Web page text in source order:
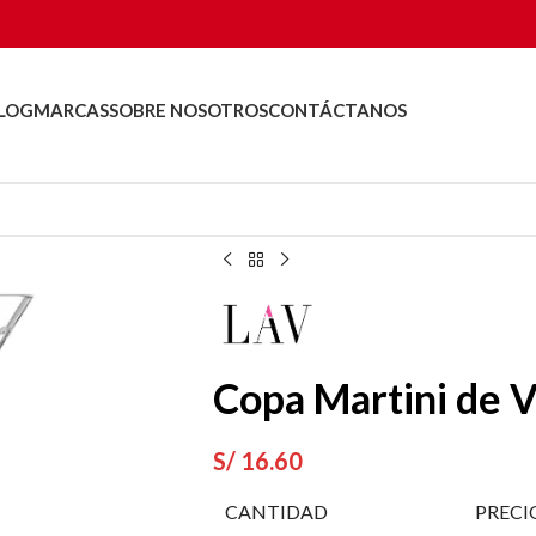
MARCASSOBRE NOSOTROSCONTÁCTANOS
Copa Martini de
S/16.60
CANTIDAD